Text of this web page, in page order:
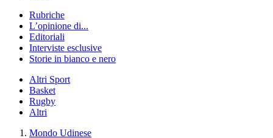
Rubriche
L’opinione di...
Editoriali
Interviste esclusive
Storie in bianco e nero
Altri Sport
Basket
Rugby
Altri
Mondo Udinese